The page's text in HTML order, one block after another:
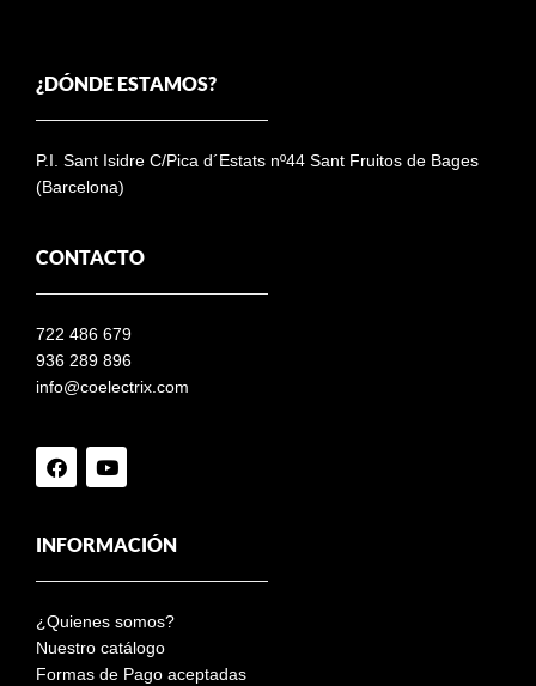
¿DÓNDE ESTAMOS?
P.I. Sant Isidre C/Pica d´Estats nº44 Sant Fruitos de Bages
(Barcelona)
CONTACTO
722 486 679
936 289 896
info@coelectrix.com
INFORMACIÓN
¿Quienes somos?
Nuestro catálogo
Formas de Pago aceptadas